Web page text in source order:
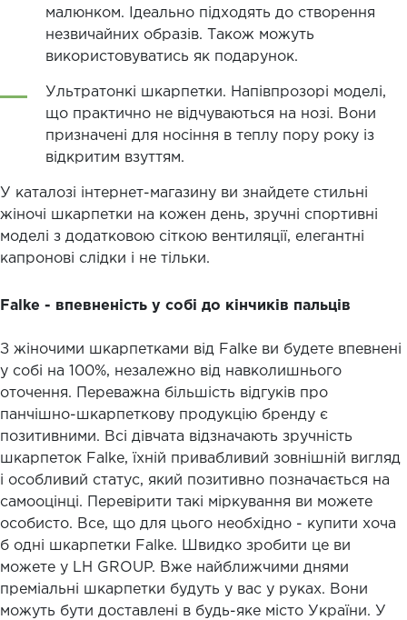
малюнком. Ідеально підходять до створення
незвичайних образів. Також можуть
використовуватись як подарунок.
Ультратонкі шкарпетки. Напівпрозорі моделі,
що практично не відчуваються на нозі. Вони
призначені для носіння в теплу пору року із
відкритим взуттям.
У каталозі інтернет-магазину ви знайдете стильні
жіночі шкарпетки на кожен день, зручні спортивні
моделі з додатковою сіткою вентиляції, елегантні
капронові слідки і не тільки.
Falke - впевненість у собі до кінчиків пальців
З жіночими шкарпетками від Falke ви будете впевнені
у собі на 100%, незалежно від навколишнього
оточення. Переважна більшість відгуків про
панчішно-шкарпеткову продукцію бренду є
позитивними. Всі дівчата відзначають зручність
шкарпеток Falke, їхній привабливий зовнішній вигляд
і особливий статус, який позитивно позначається на
самооцінці. Перевірити такі міркування ви можете
особисто. Все, що для цього необхідно - купити хоча
б одні шкарпетки Falke. Швидко зробити це ви
можете у LH GROUP. Вже найближчими днями
преміальні шкарпетки будуть у вас у руках. Вони
можуть бути доставлені в будь-яке місто України. У